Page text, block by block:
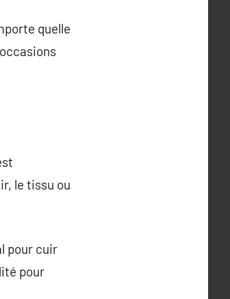
quelle
le tissu ou
pour cuir
pour